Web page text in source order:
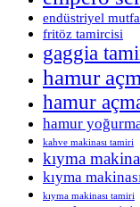
endüstriyel
fritöz tamircisi
gaggia
hamur
hamur
hamur
kahve makinası tamiri
kıyma
kıyma
kıyma makinası tamiri